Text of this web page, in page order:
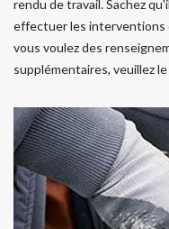
rendu de travail. Sachez
effectuer les interventions
vous voulez des
supplémentaires, veuillez